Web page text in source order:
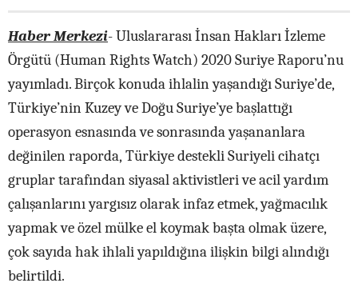
Haber Merkezi- Uluslararası İnsan Hakları İzleme
Örgütü (Human Rights Watch) 2020 Suriye Raporu’nu
yayımladı. Birçok konuda ihlalin yaşandığı Suriye’de,
Türkiye’nin Kuzey ve Doğu Suriye’ye başlattığı
operasyon esnasında ve sonrasında yaşananlara
değinilen raporda, Türkiye destekli Suriyeli cihatçı
gruplar tarafından siyasal aktivistleri ve acil yardım
çalışanlarını yargısız olarak infaz etmek, yağmacılık
yapmak ve özel mülke el koymak başta olmak üzere,
çok sayıda hak ihlali yapıldığına ilişkin bilgi alındığı
belirtildi.